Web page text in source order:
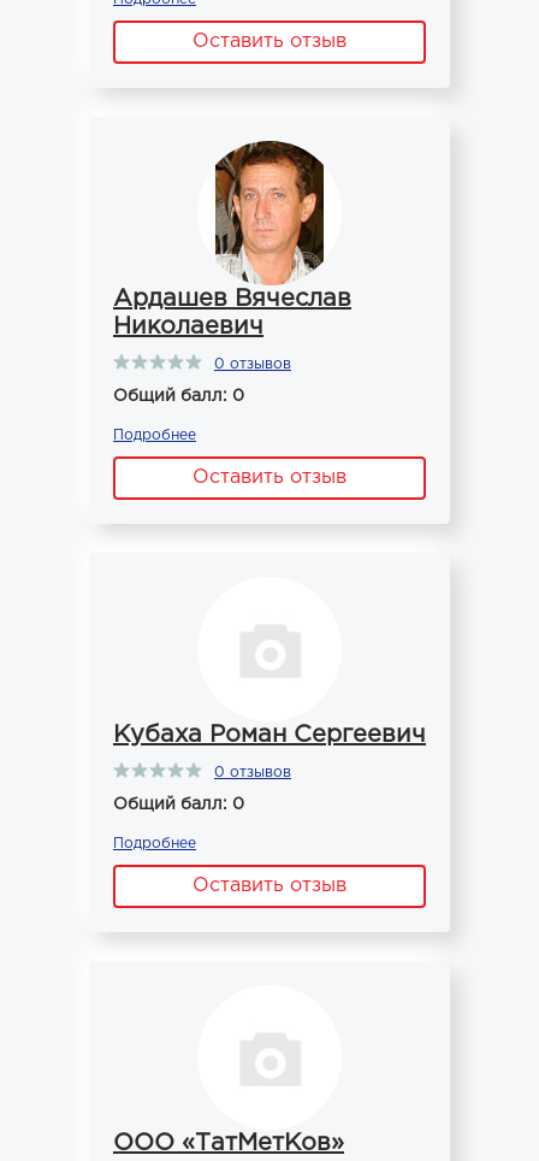
Оставить отзыв
Ардашев Вячеслав
Николаевич
0 отзывов
Общий балл: 0
Подробнее
Оставить отзыв
Кубаха Роман Сергеевич
0 отзывов
Общий балл: 0
Подробнее
Оставить отзыв
ООО «ТатМетКов»